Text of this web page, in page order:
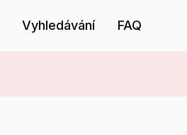
Vyhledávání FAQ